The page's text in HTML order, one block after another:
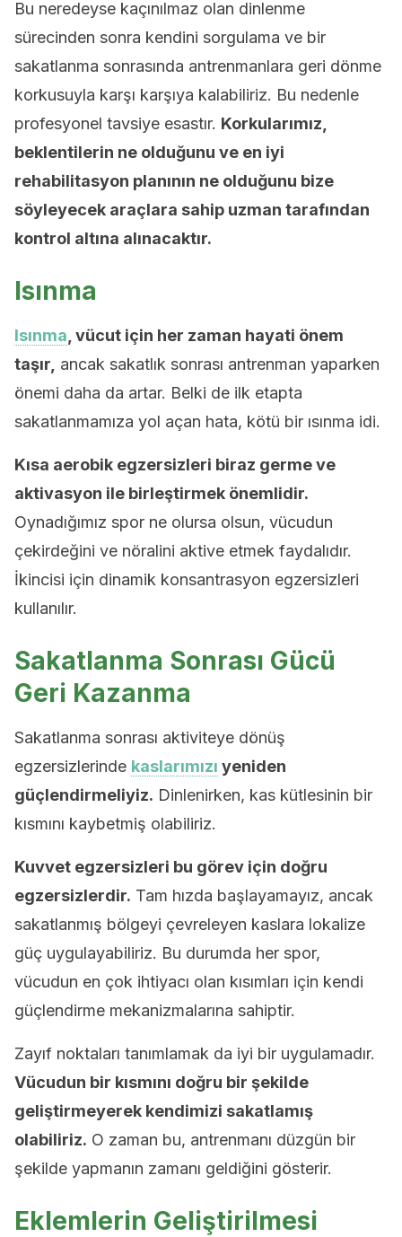
Bu neredeyse kaçınılmaz olan dinlenme
sürecinden sonra kendini sorgulama ve bir
sakatlanma sonrasında antrenmanlara geri dönme
korkusuyla karşı karşıya kalabiliriz. Bu nedenle
profesyonel tavsiye esastır. Korkularımız,
beklentilerin ne olduğunu ve en iyi
rehabilitasyon planının ne olduğunu bize
söyleyecek araçlara sahip uzman tarafından
kontrol altına alınacaktır.
Isınma
Isınma , vücut için her zaman hayati önem
taşır, ancak sakatlık sonrası antrenman yaparken
önemi daha da artar. Belki de ilk etapta
sakatlanmamıza yol açan hata, kötü bir ısınma idi.
Kısa aerobik egzersizleri biraz germe ve
aktivasyon ile birleştirmek önemlidir.
Oynadığımız spor ne olursa olsun, vücudun
çekirdeğini ve nöralini aktive etmek faydalıdır.
İkincisi için dinamik konsantrasyon egzersizleri
kullanılır.
Sakatlanma Sonrası Gücü
Geri Kazanma
Sakatlanma sonrası aktiviteye dönüş
egzersizlerinde kaslarımızı yeniden
güçlendirmeliyiz. Dinlenirken, kas kütlesinin bir
kısmını kaybetmiş olabiliriz.
Kuvvet egzersizleri bu görev için doğru
egzersizlerdir. Tam hızda başlayamayız, ancak
sakatlanmış bölgeyi çevreleyen kaslara lokalize
güç uygulayabiliriz. Bu durumda her spor,
vücudun en çok ihtiyacı olan kısımları için kendi
güçlendirme mekanizmalarına sahiptir.
Zayıf noktaları tanımlamak da iyi bir uygulamadır.
Vücudun bir kısmını doğru bir şekilde
geliştirmeyerek kendimizi sakatlamış
olabiliriz. O zaman bu, antrenmanı düzgün bir
şekilde yapmanın zamanı geldiğini gösterir.
Eklemlerin Geliştirilmesi